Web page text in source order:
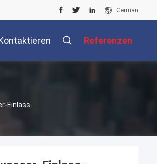
German
Referenzen
Einlass-